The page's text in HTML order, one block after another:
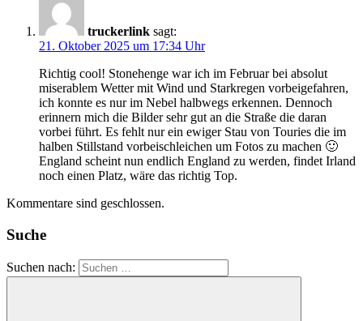
truckerlink sagt:
21. Oktober 2025 um 17:34 Uhr
Richtig cool! Stonehenge war ich im Februar bei absolut
miserablem Wetter mit Wind und Starkregen vorbeigefahren,
ich konnte es nur im Nebel halbwegs erkennen. Dennoch
erinnern mich die Bilder sehr gut an die Straße die daran
vorbei führt. Es fehlt nur ein ewiger Stau von Touries die im
halben Stillstand vorbeischleichen um Fotos zu machen 🙂
England scheint nun endlich England zu werden, findet Irland
noch einen Platz, wäre das richtig Top.
Kommentare sind geschlossen.
Suche
Suchen nach: